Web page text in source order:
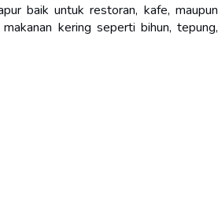
baik untuk restoran, kafe, maupun
kering seperti bihun, tepung,